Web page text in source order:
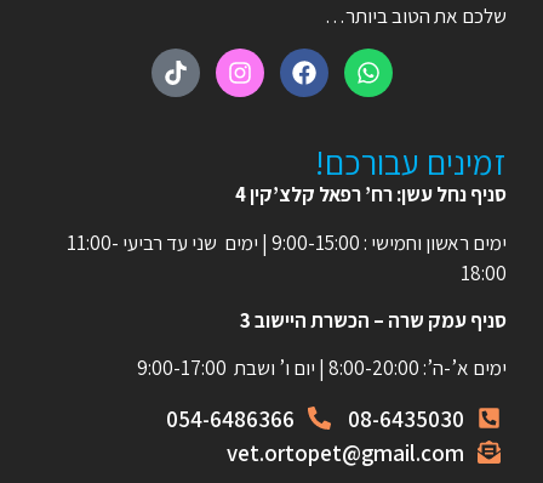
שלכם את הטוב ביותר…
זמינים עבורכם!
סניף נחל עשן: רח’ רפאל קלצ’קין 4
ימים ראשון וחמישי : 9:00-15:00 | ימים שני עד רביעי 11:00-
18:00
סניף עמק שרה – הכשרת היישוב 3
ימים א’-ה’: 8:00-20:00 | יום ו’ ושבת 9:00-17:00
08-6435030
054-6486366
vet.ortopet@gmail.com